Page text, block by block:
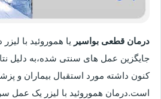
درمان قطعی بواسیر یا هموروئید با
جایگزین عمل های سنتی شده،به دلیل
کنون داشته مورد استقبال بیماران و
است.درمان هموروئید با لیزر یک عمل